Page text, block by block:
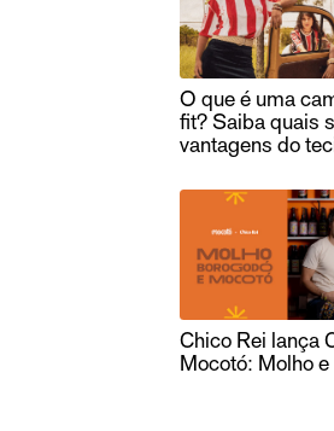
O que é uma
fit? Saiba quais
vantagens do
Chico Rei lança
Mocotó: Molho